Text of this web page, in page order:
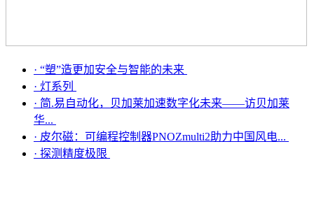
· “塑”造更加安全与智能的未来
· 灯系列
· 简.易自动化，贝加莱加速数字化未来——访贝加莱
华...
· 皮尔磁：可编程控制器PNOZmulti2助力中国风电...
· 探测精度极限